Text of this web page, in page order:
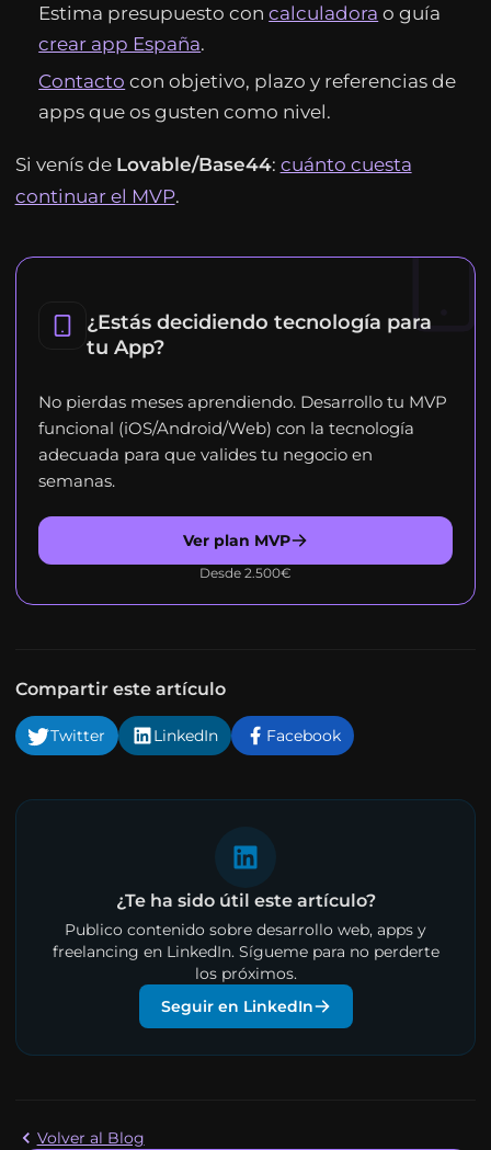
Estima presupuesto concalculadora o guía
crear app España.
Contacto con objetivo, plazo y referencias de
apps que os gusten como nivel.
Si venís de Lovable/Base44: cuánto cuesta
continuar el MVP.
¿Estás decidiendo tecnología para
tu App?
No pierdas meses aprendiendo. Desarrollo tu MVP
funcional (iOS/Android/Web) con la tecnología
adecuada para que valides tu negocio en
semanas.
Ver plan MVP
Desde 2.500€
Compartir este artículo
Twitter LinkedIn Facebook
¿Te ha sido útil este artículo?
Publico contenido sobre desarrollo web, apps y
freelancing en LinkedIn. Sígueme para no perderte
los próximos.
Seguir en LinkedIn
Volver al Blog